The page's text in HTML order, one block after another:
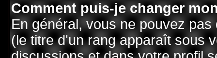
Comment puis-je changer
En général, vous ne pouvez
(le titre d'un rang apparaît sous